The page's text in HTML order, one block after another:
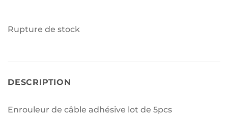
Rupture de stock
DESCRIPTION
Enrouleur de câble adhésive lot de 5pcs